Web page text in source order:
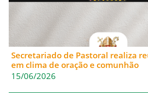
Secretariado de Pastoral realiza
em clima de oração e comunhão
15/06/2026